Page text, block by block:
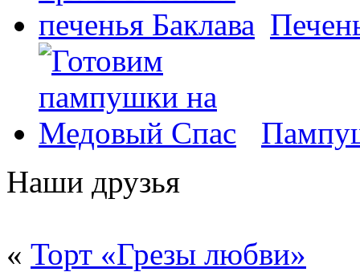
Наши друзья
« Торт «Грезы любви»